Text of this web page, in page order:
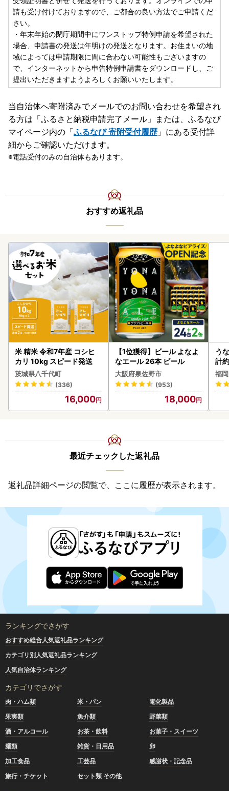
請も受け付けておりますので、ご都合の良い方法でご申請くだ
さい。
・年末年始の閉庁期間中にワンストップ特例申請を希望された
場合、申請書の発送は年明けの発送となります。お住まいの地
域によっては申請期限に間に合わない可能性もございますの
で、インターネットから申告特例申請書をダウンロードし、ご
提出いただきますようよろしくお願いいたします。
当自治体へ寄附済みでメールでのお問い合わせを希望され
る方は「ふるさと納税申請完了メール」 または、ふるなび
マイページ内の「ふるなび 寄附受付履歴」にある受付詳
細からご確認いただけます。
電話受付のみの自治体もあります。
おすすめ返礼品
米 精米 令和7年産 コシヒ
カリ 10kg スピード発送
茨城県八千代町
(336)
16,000
【1位獲得】ビール よなよ
なエール 26本 ビール
大阪府泉佐野市
(953)
18,000
う
計
な
福
最近チェックした返礼品
返礼品詳細ページの閲覧で、ここに履歴が表示されます。
ランキングでさがす
おすすめ総合人気返礼品ランキング
カテゴリ別人気返礼品ランキング
人気自治体ランキング
カテゴリでさがす
肉・ハム類 米・パン
電化製品
果実類
魚介類
野菜類
酒・アルコール
お茶・飲料
お菓子・スイーツ
麺類
雑貨・日用品
卵
加工食品
工芸品
感謝状・記念品
旅行・チケット
セット類 その他